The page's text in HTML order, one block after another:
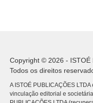
Copyright © 2026 - ISTOÉ
Todos os direitos
A ISTOÉ PUBLICAÇÕES
vinculação editorial e